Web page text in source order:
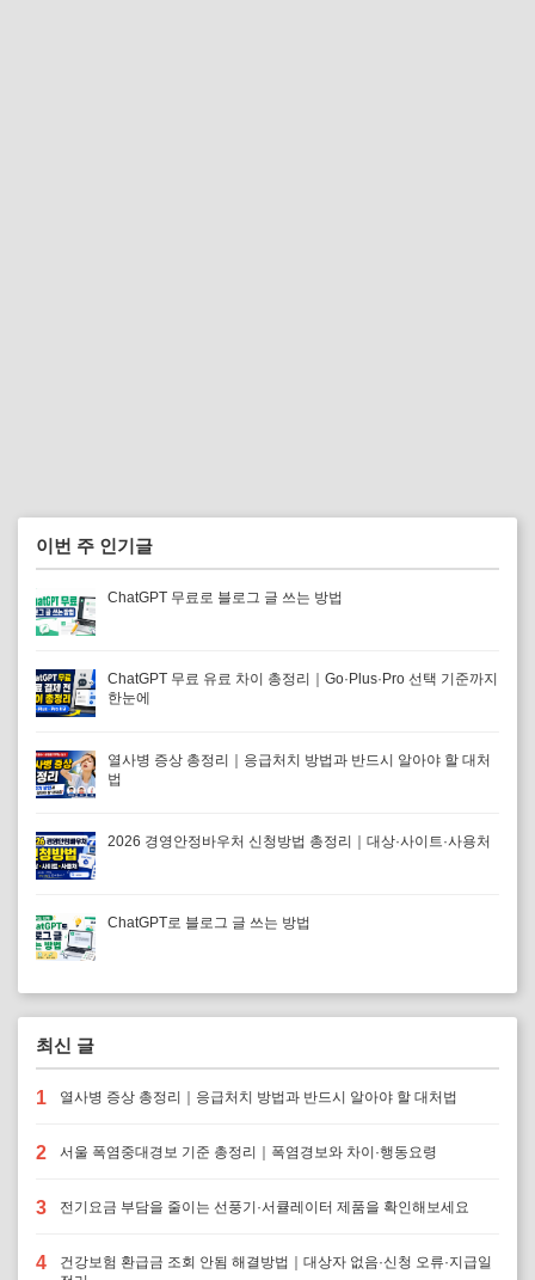
이번 주 인기글
ChatGPT 무료로 블로그 글 쓰는 방법
ChatGPT 무료 유료 차이 총정리｜Go·Plus·Pro 선택 기준까지
한눈에
열사병 증상 총정리｜응급처치 방법과 반드시 알아야 할 대처
법
2026 경영안정바우처 신청방법 총정리｜대상·사이트·사용처
ChatGPT로 블로그 글 쓰는 방법
최신 글
1 열사병 증상 총정리｜응급처치 방법과 반드시 알아야 할 대처법
2 서울 폭염중대경보 기준 총정리｜폭염경보와 차이·행동요령
3 전기요금 부담을 줄이는 선풍기·서큘레이터 제품을 확인해보세요
4
건강보험 환급금 조회 안됨 해결방법｜대상자 없음·신청 오류·지급일